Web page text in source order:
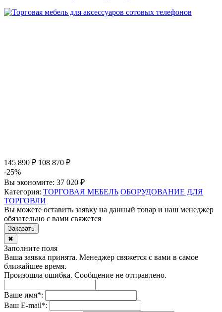
145 890 ₽ 108 870 ₽
-25%
Вы экономите: 37 020 ₽
Категория: ТОРГОВАЯ МЕБЕЛЬ ОБОРУДОВАНИЕ ДЛЯ
ТОРГОВЛИ
Вы можете оставить заявку на данный товар и наш менеджер
обязательно с вами свяжется
Заказать
✖
Заполните поля
Ваша заявка принята. Менеджер свяжется с вами в самое
ближайшее время.
Произошла ошибка. Сообщение не отправлено.
Ваше имя*:
Ваш E-mail*: